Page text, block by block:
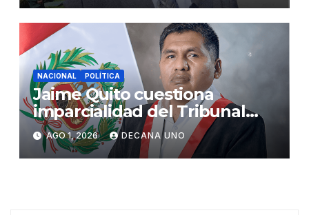
NACIONAL POLÍTICA
Jaime Quito cuestiona
imparcialidad del Tribunal
Constitucional tras liberación
de Ollanta Humala
AGO 1, 2026 DECANA UNO